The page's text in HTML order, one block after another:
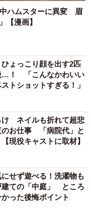
ハムスターに異変 眉
【漫画】
ょっこり顔を出す2匹
…！ 「こんなかわいい
トショットすぎる！」
け ネイルも折れて超悲
お仕事 「病院代」と
現役キャストに取材】
にせず遊べる！洗濯物も
建ての「中庭」 ところ
った後悔ポイント